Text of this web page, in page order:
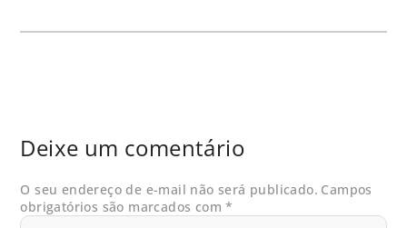
Deixe um comentário
O seu endereço de e-mail não será publicado. Campos
obrigatórios são marcados com*